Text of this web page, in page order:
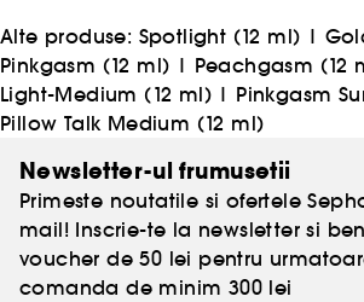
Alte produse: Spotlight (12 ml) |
Pinkgasm (12 ml) | Peachgasm (12
Light-Medium (12 ml) | Pinkgasm
Pillow Talk Medium (12 ml)
Newsletter-ul frumusetii
Primeste noutatile si ofertele
mail! Inscrie-te la newsletter si
voucher de 50 lei pentru
comanda de minim 300 lei